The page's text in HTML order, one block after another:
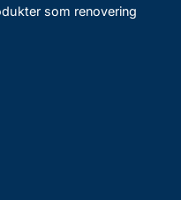
som renovering